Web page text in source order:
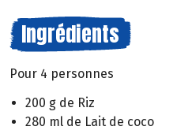
Ingrédients
Pour 4 personnes
200 g de Riz
280 ml de Lait de coco